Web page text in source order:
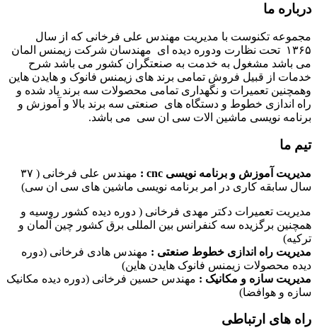
درباره ما
مجموعه تکنوست با مدیریت مهندس علی فرخانی که از سال
۱۳۶۵ تحت نظارت ودوره دیده ای مهندسان شرکت زیمنس المان
می باشد مشغول به خدمت به صنعتگران کشور می باشد شرح
خدمات از قبیل فروش تمامی برند های زیمنس فانوک و هایدن هاین
وهمچنین تعمیرات و نگهداری تمامی محصولات سه برند یاد شده و
راه اندازی خطوط و دستگاه های صنعتی سه برند بالا و آموزش و
برنامه نویسی ماشین الات سی ان سی می باشد.
تیم ما
مدیریت آموزش و برنامه نویسی cnc :
مهندس علی فرخانی ( ۳۷
سال سابقه کاری در امر برنامه نویسی ماشین های سی ان سی)
مدیریت تعمیرات دکتر مهدی فرخانی ( دوره دیده کشور روسیه و
همچنین برگزیده سه کنفرانس بین المللی برق کشور چین آلمان و
ترکیه)
مدیریت راه اندازی خطوط صنعتی : مهندس هادی فرخانی (دوره
دیده محصولات زیمنس فانوک هایدن هاین)
مدیریت سازه و مکانیک : مهندس حسین فرخانی (دوره دیده مکانیک
سازه و هوافضا)
راه های ارتباطی